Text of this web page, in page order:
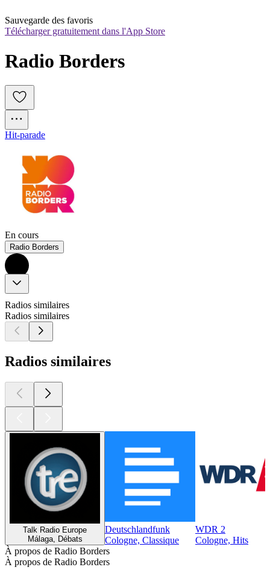
Sauvegarde des favoris
Télécharger gratuitement dans l'App Store
Radio Borders
Hit-parade
En cours
Radio Borders
Radios similaires
Radios similaires
Radios similaires
Talk Radio Europe
Málaga, Débats
Deutschlandfunk
Cologne, Classique
WDR 2
Cologne, Hits
À propos de Radio Borders
À propos de Radio Borders